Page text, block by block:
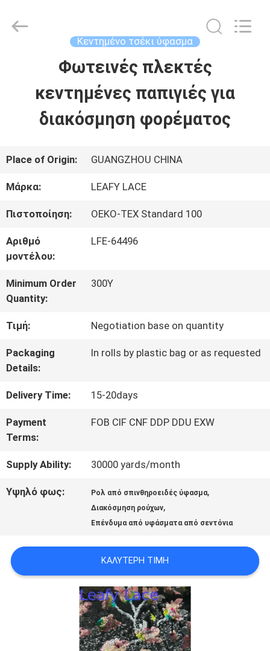
ΑΡΧΙΚΉ
ΣΕΛΊΔΑ
ΣΧΕΤΙΚΆ
ΜΕ
ΕΜΆΣ
ΓΎΡΟΣ
ΕΡΓΟΣΤΑΣΊΩΝ
ΠΟΙΟΤΙΚΌΣ
ΈΛΕΓΧΟΣ
ΕΠΑΦΉ
ΝΈΑ
ΖΗΤΉΣΤΕ
ΑΠΌΣΠΑΣΜΑ
Textiles
Κεντημένο τσέκι ύφασμα
Φωτεινές πλεκτές
κεντημένες παπιγιές για
διακόσμηση φορέματος
Place of Origin: GUANGZHOU CHINA
Μάρκα: LEAFY LACE
Πιστοποίηση: OEKO-TEX Standard 100
Αριθμό
μοντέλου:
LFE-64496
Minimum Order
Quantity:
300Y
Τιμή: Negotiation base on quantity
Packaging
Details:
In rolls by plastic bag or as requested
Delivery Time: 15-20days
Payment
Terms:
FOB CIF CNF DDP DDU EXW
Supply Ability: 30000 yards/month
Υψηλό φως: Ρολ από σπινθηροειδές ύφασμα,
Διακόσμηση ρούχων,
Επένδυμα από υφάσματα από σεντόνια
ΚΑΛΎΤΕΡΗ ΤΙΜΉ